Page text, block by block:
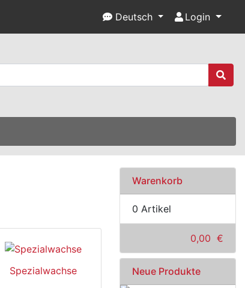
Deutsch Login
Spezialwachse
Warenkorb
0 Artikel
0,00 €
Neue Produkte